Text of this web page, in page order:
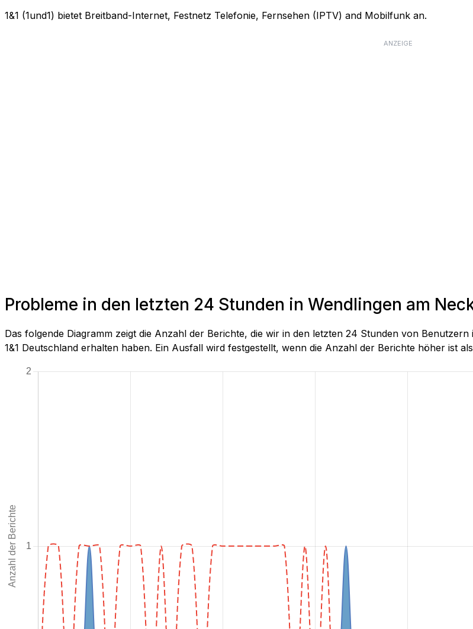
1&1 (1und1) bietet Breitband-Internet, Festnetz Telefonie, Fernsehen (IPTV) and Mobilfunk an.
ANZEIGE
Probleme in den letzten 24 Stunden in Wendlingen am
Das folgende Diagramm zeigt die Anzahl der Berichte, die wir in den letzten 24 Stunden von
1&1 Deutschland erhalten haben. Ein Ausfall wird festgestellt, wenn die Anzahl der Berichte höher ist